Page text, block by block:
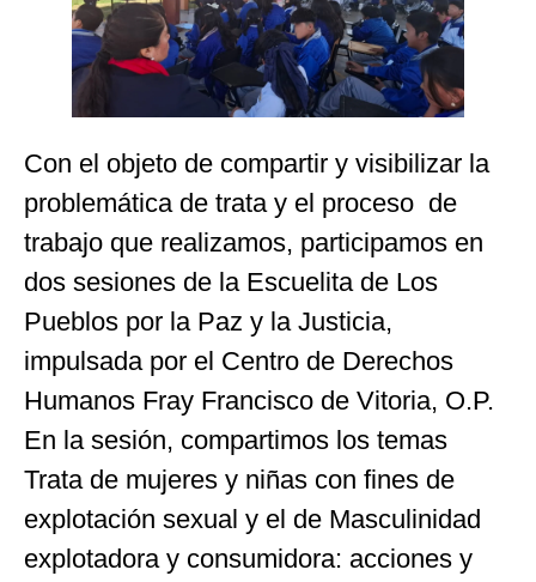
Con el objeto de compartir y visibilizar la
problemática de trata y el proceso de
trabajo que realizamos, participamos en
dos sesiones de la Escuelita de Los
Pueblos por la Paz y la Justicia,
impulsada por el Centro de Derechos
Humanos Fray Francisco de Vitoria, O.P.
En la sesión, compartimos los temas
Trata de mujeres y niñas con fines de
explotación sexual y el de Masculinidad
explotadora y consumidora: acciones y